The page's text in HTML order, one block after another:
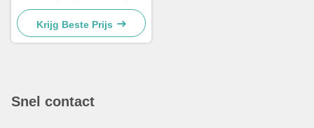
Krijg Beste Prijs
Snel contact